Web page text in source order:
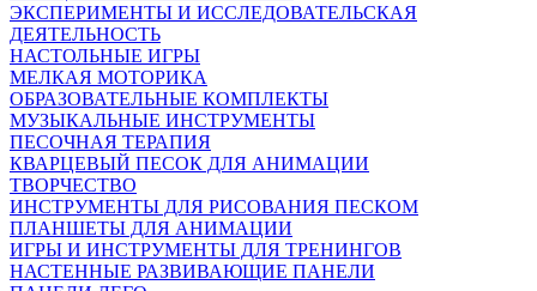
ЭКСПЕРИМЕНТЫ И ИССЛЕДОВАТЕЛЬСКАЯ
ДЕЯТЕЛЬНОСТЬ
НАСТОЛЬНЫЕ ИГРЫ
МЕЛКАЯ МОТОРИКА
ОБРАЗОВАТЕЛЬНЫЕ КОМПЛЕКТЫ
МУЗЫКАЛЬНЫЕ ИНСТРУМЕНТЫ
ПЕСОЧНАЯ ТЕРАПИЯ
КВАРЦЕВЫЙ ПЕСОК ДЛЯ АНИМАЦИИ
ТВОРЧЕСТВО
ИНСТРУМЕНТЫ ДЛЯ РИСОВАНИЯ ПЕСКОМ
ПЛАНШЕТЫ ДЛЯ АНИМАЦИИ
ИГРЫ И ИНСТРУМЕНТЫ ДЛЯ ТРЕНИНГОВ
НАСТЕННЫЕ РАЗВИВАЮЩИЕ ПАНЕЛИ